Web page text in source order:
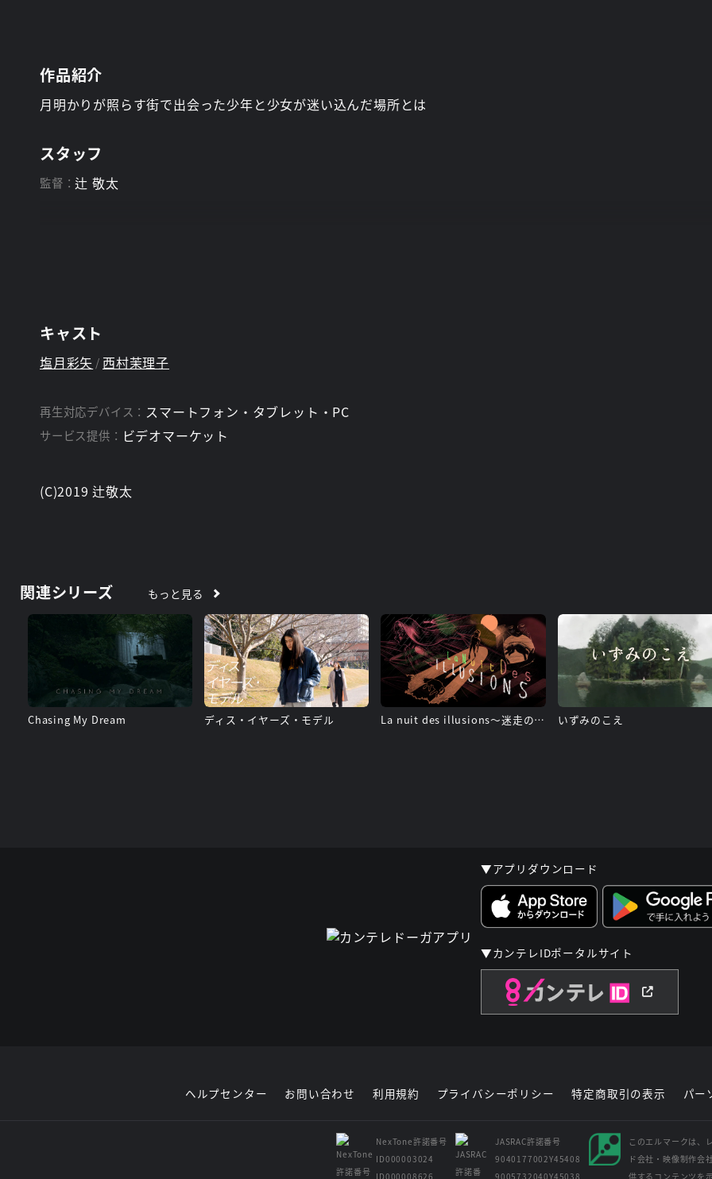
作品紹介
月明かりが照らす街で出会った少年と少女が迷い込んだ場所とは
スタッフ
監督：辻 敬太
キャスト
塩月彩矢 西村茉理子
再生対応デバイス： スマートフォン・タブレット・PC
サービス提供： ビデオマーケット
(C)2019 辻敬太
関連シリーズ もっと見る
Chasing My Dream ディス・イヤーズ・モデル La nuit des illusions〜迷走の夜〜 いずみのこえ
▼アプリダウンロード
▼カンテレIDポータルサイト
ヘルプセンター お問い合わせ 利用規約 プライバシーポリシー 特定商取引の表示 パー
NexTone許諾番号
ID000003024
ID000008626
JASRAC許諾番号
9040177002Y45408
9005732040Y45038
このエルマークは、
ド会社・映像制作会
供するコンテンツを